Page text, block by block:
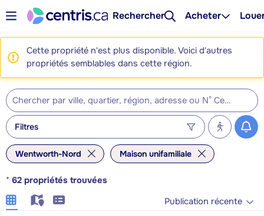
Rechercher Acheter
Cette propriété n'est plus disponible. Voici d'autres
propriétés semblables dans cette région.
Filtres
Wentworth-Nord Maison unifamiliale
* 62 propriétés trouvées
Publication récente